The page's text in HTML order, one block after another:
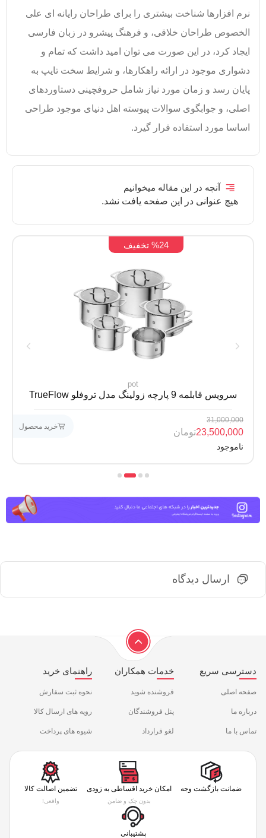
نرم افزارها شناخت بیشتری را برای طراحان رایانه ای علی
الخصوص طراحان خلاقی، و فرهنگ پیشرو در زبان فارسی
ایجاد کرد، در این صورت می توان امید داشت که تمام و
دشواری موجود در ارائه راهکارها، و شرایط سخت تایپ به
پایان رسد و زمان مورد نیاز شامل حروفچینی دستاوردهای
اصلی، و جوابگوی سوالات پیوسته اهل دنیای موجود طراحی
اساسا مورد استفاده قرار گیرد.
آنچه در این مقاله میخوانیم
هیچ عنوانی در این صفحه یافت نشد.
%24 تخفیف
pot
سرویس قابلمه 9 پارچه زولینگ مدل تروفلو TrueFlow
31,000,000
23,500,000تومان
ناموجود
خرید محصول
1
ارسال دیدگاه
دسترسی سریع
صفحه اصلی
درباره ما
تماس با ما
خدمات همکاران
فروشنده شوید
پنل فروشندگان
لغو قرارداد
راهنمای خرید
نحوه ثبت سفارش
رویه های ارسال کالا
شیوه های پرداخت
ضمانت بازگشت وجه امکان خرید اقساطی به زودی
بدون چک و ضامن
تضمین اصالت کالا
واقعی!
پشتیبانی